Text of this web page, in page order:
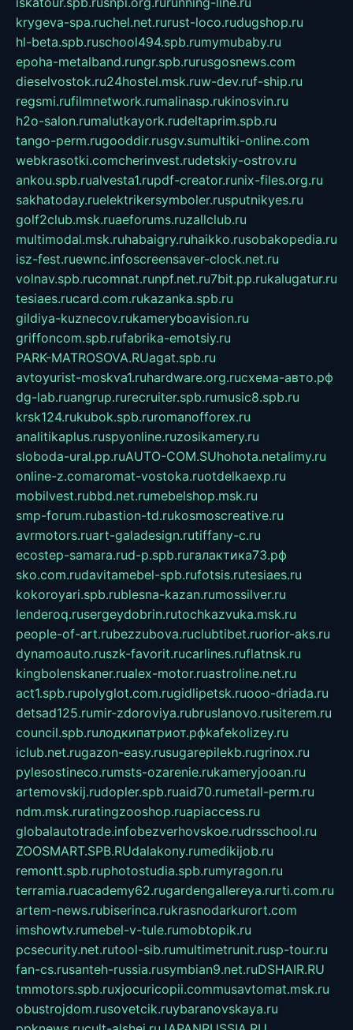
krygeva-spa.ruchel.net.rurust-loco.rudugshop.ru
hl-beta.spb.ruschool494.spb.rumymubaby.ru
epoha-metalband.rungr.spb.rurusgosnews.com
dieselvostok.ru24hostel.msk.ruw-dev.ruf-ship.ru
regsmi.rufilmnetwork.rumalinasp.rukinosvin.ru
h2o-salon.rumalutkayork.rudeltaprim.spb.ru
tango-perm.rugooddir.rusgv.sumultiki-online.com
webkrasotki.comcherinvest.rudetskiy-ostrov.ru
ankou.spb.rualvesta1.rupdf-creator.runix-files.org.ru
sakhatoday.ruelektrikersymboler.rusputnikyes.ru
golf2club.msk.ruaeforums.ruzallclub.ru
multimodal.msk.ruhabaigry.ruhaikko.rusobakopedia.ru
isz-fest.ruewnc.infoscreensaver-clock.net.ru
volnav.spb.rucomnat.runpf.net.ru7bit.pp.rukalugatur.ru
tesiaes.rucard.com.rukazanka.spb.ru
gildiya-kuznecov.rukameryboavision.ru
griffoncom.spb.rufabrika-emotsiy.ru
PARK-MATROSOVA.RUagat.spb.ru
avtoyurist-moskva1.ruhardware.org.ruсхема-авто.рф
dg-lab.ruangrup.rurecruiter.spb.rumusic8.spb.ru
krsk124.rukubok.spb.ruromanofforex.ru
analitikaplus.ruspyonline.ruzosikamery.ru
sloboda-ural.pp.ruAUTO-COM.SUhohota.netalimy.ru
online-z.comaromat-vostoka.ruotdelkaexp.ru
mobilvest.rubbd.net.rumebelshop.msk.ru
smp-forum.rubastion-td.rukosmoscreative.ru
avrmotors.ruart-galadesign.rutiffany-c.ru
ecostep-samara.rud-p.spb.ruгалактика73.рф
sko.com.rudavitamebel-spb.rufotsis.rutesiaes.ru
kokoroyari.spb.rublesna-kazan.rumossilver.ru
lenderoq.rusergeydobrin.rutochkazvuka.msk.ru
people-of-art.rubezzubova.ruclubtibet.ruorior-aks.ru
dynamoauto.ruszk-favorit.rucarlines.ruflatnsk.ru
kingbolenskaner.rualex-motor.ruastroline.net.ru
act1.spb.rupolyglot.com.rugidlipetsk.ruooo-driada.ru
detsad125.rumir-zdoroviya.rubruslanovo.rusiterem.ru
council.spb.ruлодкипатриот.рфkafekolizey.ru
iclub.net.rugazon-easy.rusugarepilekb.rugrinox.ru
pylesostineco.rumsts-ozarenie.rukameryjooan.ru
artemovskij.rudopler.spb.ruaid70.rumetall-perm.ru
ndm.msk.ruratingzooshop.ruapiaccess.ru
globalautotrade.infobezverhovskoe.rudrsschool.ru
ZOOSMART.SPB.RUdalakony.rumedikijob.ru
remontt.spb.ruphotostudia.spb.rumyragon.ru
terramia.ruacademy62.rugardengallereya.rurti.com.ru
artem-news.rubiserinca.rukrasnodarkurort.com
imshowtv.rumebel-v-tule.rumobtopik.ru
pcsecurity.net.rutool-sib.rumultimetrunit.rusp-tour.ru
fan-cs.rusanteh-russia.rusymbian9.net.ruDSHAIR.RU
tmmotors.spb.ruxjocuricopii.commusavtomat.msk.ru
obustrojdom.rusovetcik.ruybaranovskaya.ru